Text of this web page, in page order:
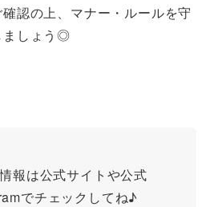
認の上、マナー・ルールを守
ましょう◎
報は公式サイトや公式
でチェックしてね♪